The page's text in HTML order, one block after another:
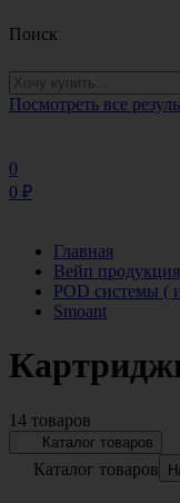
Поиск
Посмотреть все
0
0 ₽
Главная
Вейп продукция
POD системы (
Smoant
14 товаров
Каталог товаров
Каталог товаров